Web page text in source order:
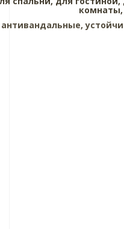
комнаты,
антивандальные,